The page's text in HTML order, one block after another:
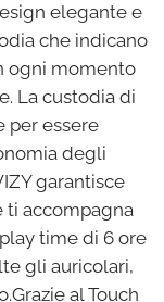
elegante e
che indicano
ogni momento
La custodia di
per essere
degli
garantisce
ti accompagna
time di 6 ore
gli auricolari,
al Touch